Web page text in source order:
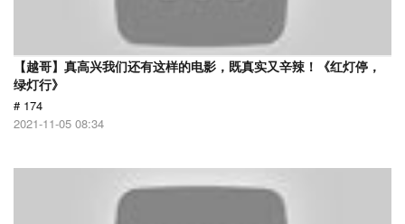
【越哥】真高兴我们还有这样的电影，既真实又辛辣！《红灯停，
绿灯行》
# 174
2021-11-05 08:34